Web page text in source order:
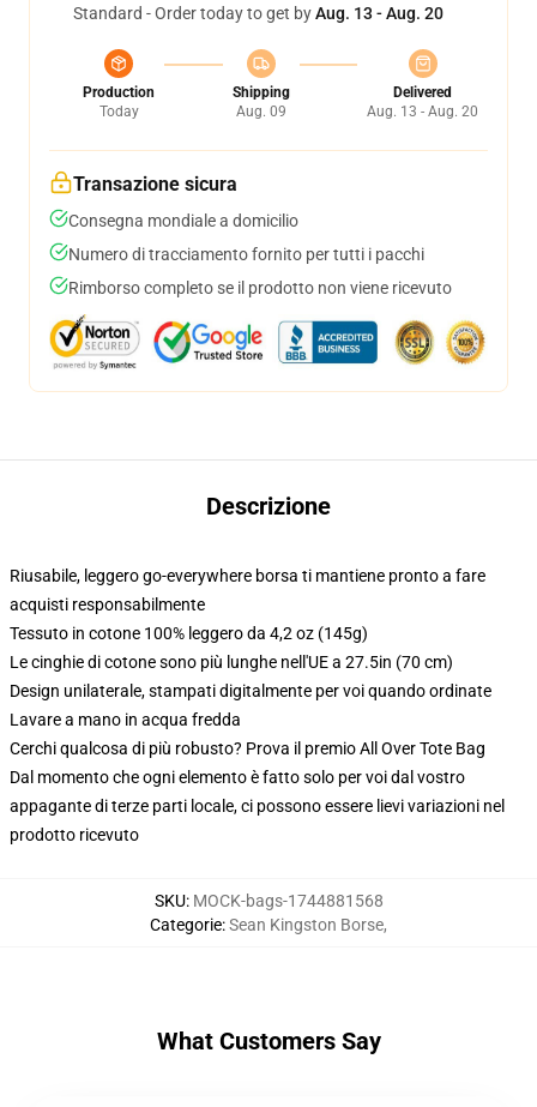
Standard - Order today to get byAug. 13 - Aug. 20
Production
Today
Shipping
Aug. 09
Delivered
Aug. 13 - Aug. 20
Transazione sicura
Consegna mondiale a domicilio
Numero di tracciamento fornito per tutti i pacchi
Rimborso completo se il prodotto non viene ricevuto
Descrizione
Riusabile, leggero go-everywhere borsa ti mantiene pronto a fare
acquisti responsabilmente
Tessuto in cotone 100% leggero da 4,2 oz (145g)
Le cinghie di cotone sono più lunghe nell'UE a 27.5in (70 cm)
Design unilaterale, stampati digitalmente per voi quando ordinate
Lavare a mano in acqua fredda
Cerchi qualcosa di più robusto? Prova il premio All Over Tote Bag
Dal momento che ogni elemento è fatto solo per voi dal vostro
appagante di terze parti locale, ci possono essere lievi variazioni nel
prodotto ricevuto
SKU: MOCK-bags-1744881568
Categorie:Sean Kingston Borse,
What Customers Say